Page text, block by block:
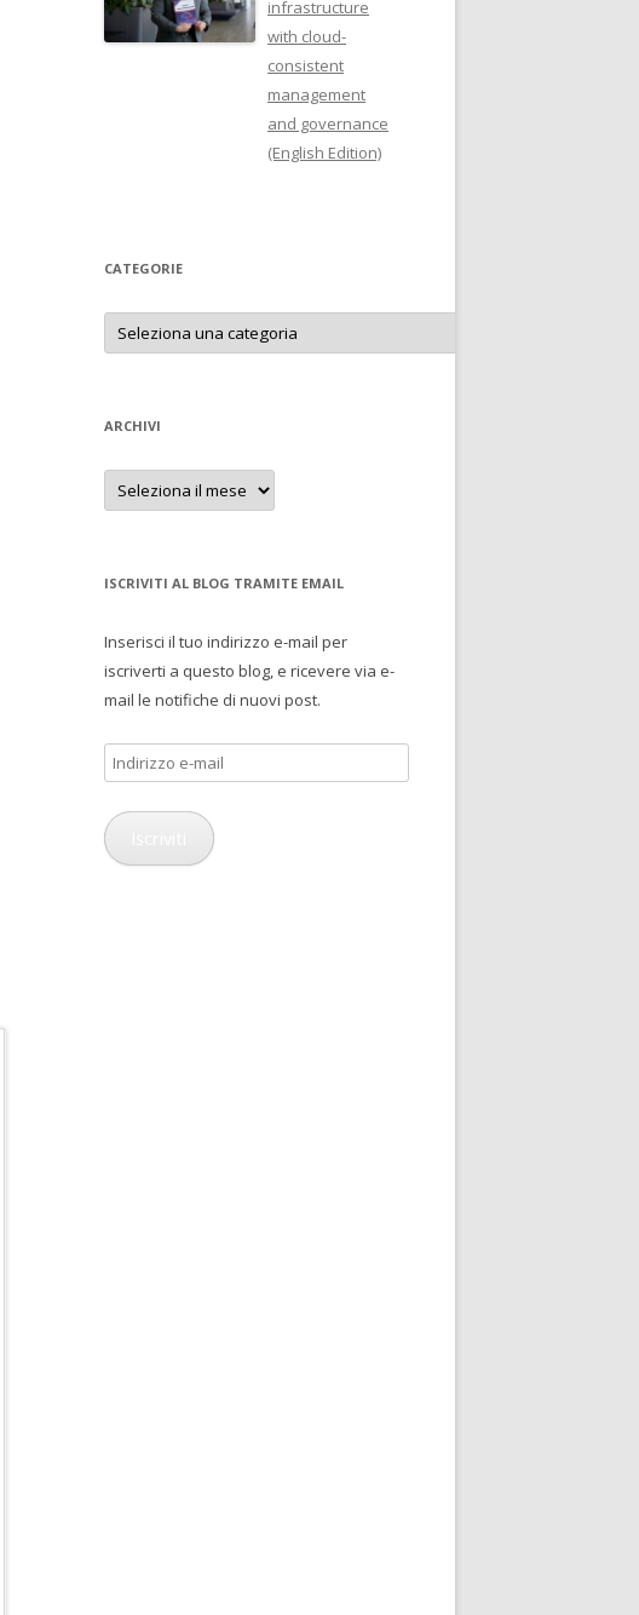
infrastructure
with cloud-
consistent
management
and governance
(English Edition)
CATEGORIE
Categorie
ARCHIVI
Archivi
ISCRIVITI AL BLOG TRAMITE EMAIL
Inserisci il tuo indirizzo e-mail per
iscriverti a questo blog, e ricevere via e-
mail le notifiche di nuovi post.
Indirizzo
e-
mail